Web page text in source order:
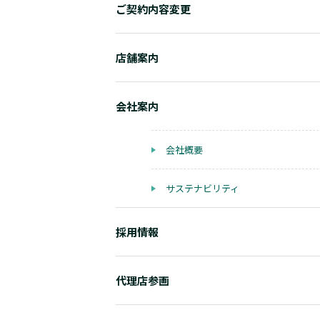
ご契約内容変更
店舗案内
会社案内
会社概要
サステナビリティ
採用情報
代理店参画